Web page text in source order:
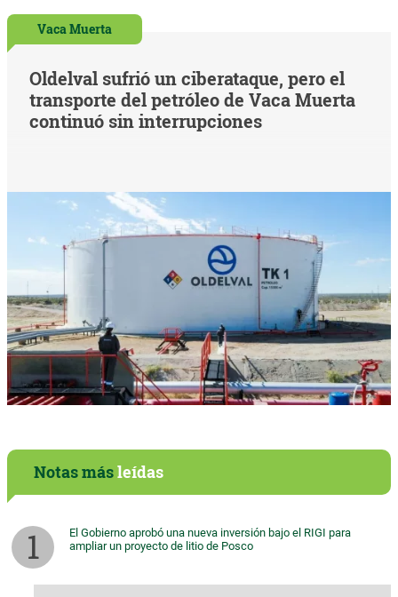
Vaca Muerta
Oldelval sufrió un ciberataque, pero el
transporte del petróleo de Vaca Muerta
continuó sin interrupciones
Notas másleídas
El Gobierno aprobó una nueva inversión bajo el RIGI para
ampliar un proyecto de litio de Posco